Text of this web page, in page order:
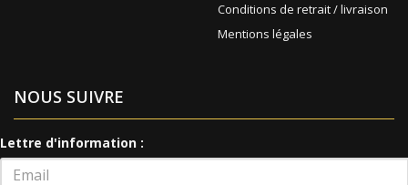
Conditions de retrait / livraison
Mentions légales
NOUS SUIVRE
Lettre d'information :